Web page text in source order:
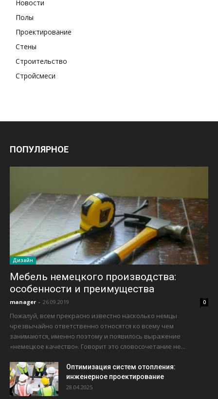
Новости
Полы
Проектирование
Стены
Строительство
Стройсмеси
ПОПУЛЯРНОЕ
Дизайн
Мебель немецкого производства:
особенности и преимущества
manager - 26.09.2019 0
Пожалуй, всем прекрасно известно насколько немцы
чрезвычайно ответственно относятся ко всему чем
занимаются, именно поэтому и появилось выражение
«немецкое качество». Говорит это словосочетание не...
Оптимизация систем отопления:
инженерное проектирование
28.04.2025